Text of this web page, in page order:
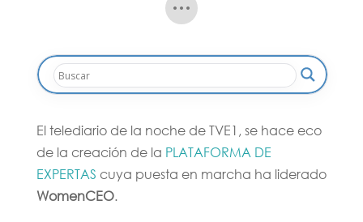
El telediario de la noche de TVE1, se hace eco
de la creación de la PLATAFORMA DE
EXPERTAS cuya puesta en marcha ha liderado
WomenCEO.